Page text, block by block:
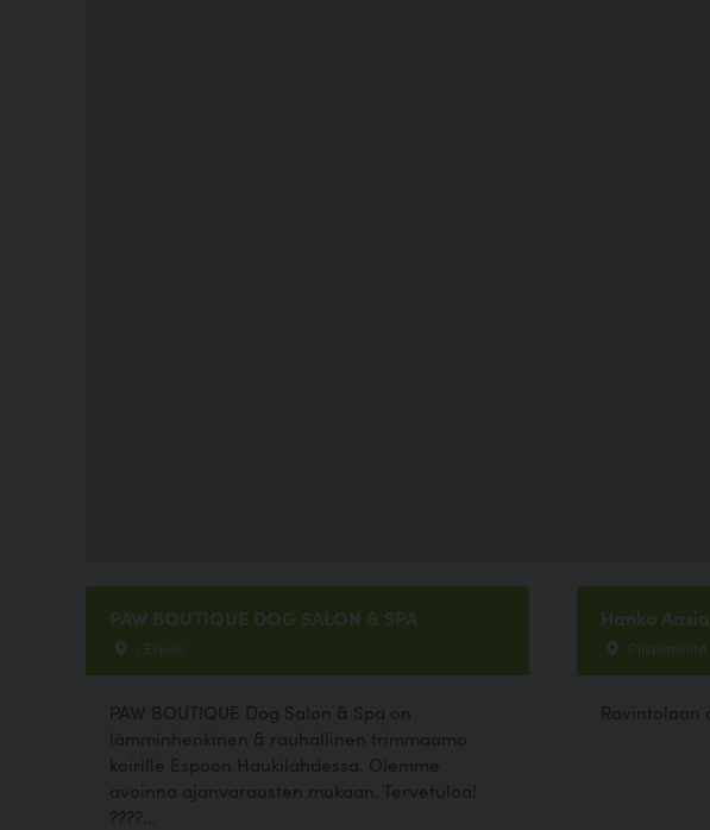
PAW BOUTIQUE DOG SALON & SPA
, Espoo
PAW BOUTIQUE Dog Salon & Spa on
lämminhenkinen & rauhallinen trimmaamo
koirille Espoon Haukilahdessa. Olemme
avoinna ajanvarausten mukaan. Tervetuloa!
????...
Hanko
Piispansilta
Ravintolaan